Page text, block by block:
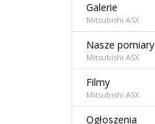
Galerie
Mitsubishi ASX
Nasze pomiary
Mitsubishi ASX
Filmy
Mitsubishi ASX
Ogłoszenia